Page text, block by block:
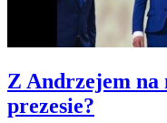
Z Andrzejem na
prezesie?